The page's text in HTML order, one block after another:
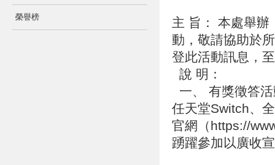
榮譽榜
主 旨： 本處舉辦
動，敬請協助於
登此活動訊息，
說 明：
一、 有獎徵答
任天堂Switch、
官網（https://
踴躍參加以廣收